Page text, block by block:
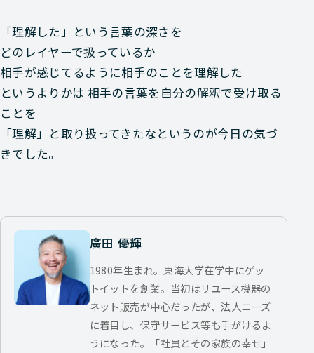
「理解した」という言葉の深さを
どのレイヤーで扱っているか
相手が感じてるように相手のことを理解した
というよりかは 相手の言葉を自分の解釈で受け取る
ことを
「理解」と取り扱ってきたなというのが今日の気づ
きでした。
廣田 優輝
1980年生まれ。東海大学在学中にゲッ
トイットを創業。当初はリユース機器の
ネット販売が中心だったが、法人ニーズ
に着目し、保守サービス等も手がけるよ
うになった。「社員とその家族の幸せ」